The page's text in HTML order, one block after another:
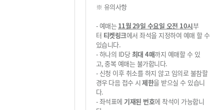
※ 유의사항
- 예매는11월 29일 수요일 오전 10시부
터 티켓링크에서 좌석을 지정하여 예매 할 수
있습니다.
-하나의 ID당최대 4매까지 예매할 수 있
고,중복 예매는 불가합니다.
- 신청 이후 취소를 하지 않고 임의로 불참할
경우다음 접수 시제한을 받으실 수 있습니
다.
-좌석표에기재된 번호에 착석이 가능합니